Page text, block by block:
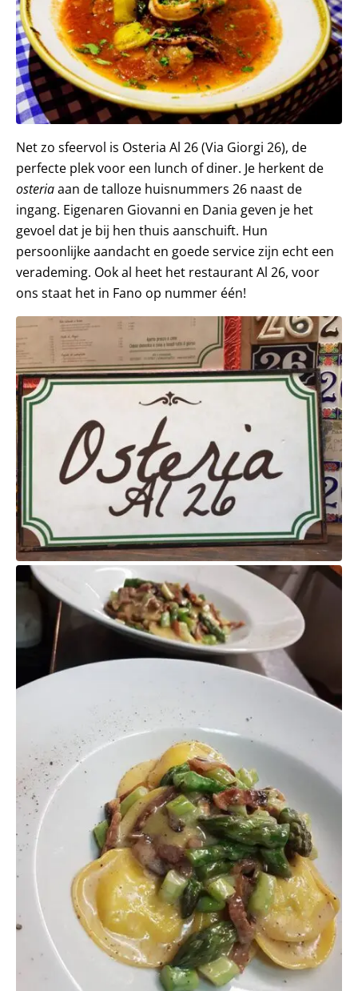
Net zo sfeervol is Osteria Al 26 (Via Giorgi 26), de
perfecte plek voor een lunch of diner. Je herkent de
osteriaaan de talloze huisnummers 26 naast de
ingang. Eigenaren Giovanni en Dania geven je het
gevoel dat je bij hen thuis aanschuift. Hun
persoonlijke aandacht en goede service zijn echt een
verademing. Ook al heet het restaurant Al 26, voor
ons staat het in Fano op nummer één!